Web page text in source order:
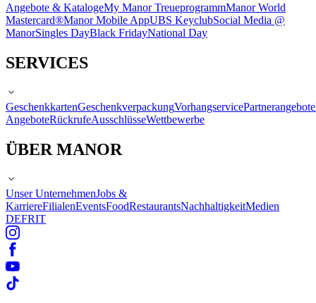
Angebote & KatalogeMy Manor TreueprogrammManor World
Mastercard®Manor Mobile AppUBS KeyclubSocial Media @
ManorSingles DayBlack FridayNational Day
SERVICES
GeschenkkartenGeschenkverpackungVorhangservicePartnerangebote
AngeboteRückrufeAusschlüsseWettbewerbe
ÜBER MANOR
Unser UnternehmenJobs &
KarriereFilialenEventsFoodRestaurantsNachhaltigkeitMedien
DEFRIT